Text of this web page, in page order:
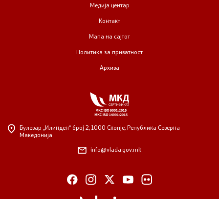
Медија центар
Контакт
Мапа на сајтот
Политика за приватност
Архива
Булевар „Илинден“ број 2, 1000 Скопје, Република Северна
Македонија
info@vlada.gov.mk